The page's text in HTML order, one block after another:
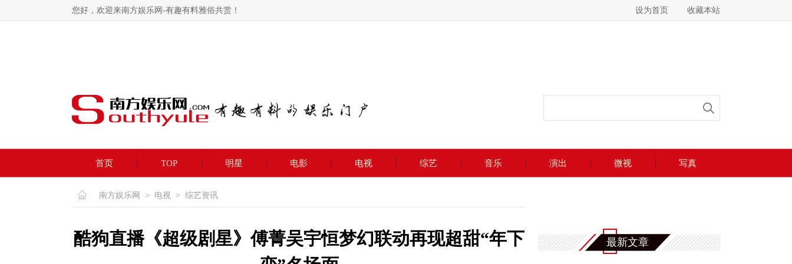
您好，欢迎来南方娱乐网-有趣有料雅俗共赏！ 设为首页 收藏本站
首页 TOP 明星 电影 电视 综艺 音乐 演出 微视 写真
南方娱乐网 > 电视 > 综艺资讯
酷狗直播《超级剧星》傅菁吴宇恒梦幻联动再现超甜“年下
最新文章